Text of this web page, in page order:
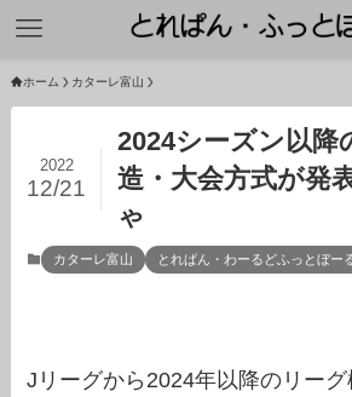
ホーム カターレ富山
2024シーズン以降
造・大会方式が発
ゃ
2022
12/21
カターレ富山 とれぱん・わーるどふっとぼー
Jリーグから2024年以降のリー